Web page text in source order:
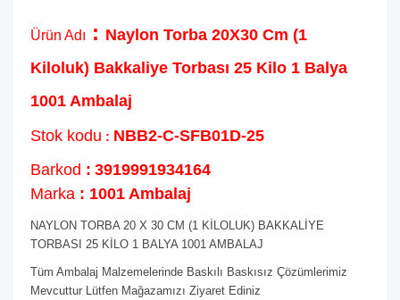
Ürün Adı : Naylon Torba 20X30 Cm (1
Kiloluk) Bakkaliye Torbası 25 Kilo 1 Balya
1001 Ambalaj
Stok kodu : NBB2-C-SFB01D-25
Barkod : 3919991934164
Marka : 1001 Ambalaj
NAYLON TORBA 20 X 30 CM (1 KİLOLUK) BAKKALİYE
TORBASI 25 KİLO 1 BALYA 1001 AMBALAJ
Tüm Ambalaj Malzemelerinde Baskılı Baskısız Çözümlerimiz
Mevcuttur Lütfen Mağazamızı Ziyaret Ediniz